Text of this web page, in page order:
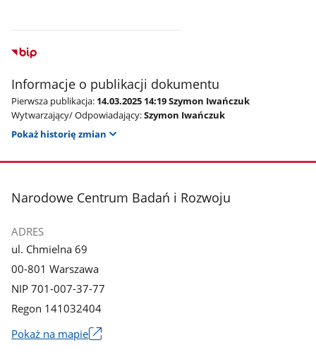
Informacje o publikacji dokumentu
Pierwsza publikacja: 14.03.2025 14:19 Szymon Iwańczuk
Wytwarzający/ Odpowiadający:Szymon Iwańczuk
Pokaż historię zmian
stopka
Narodowe Centrum Badań i Rozwoju
ADRES
ul. Chmielna 69
00-801 Warszawa
NIP 701-007-37-77
Regon 141032404
Pokaż na mapie